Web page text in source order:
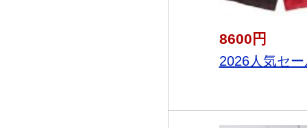
8600円
2026人気セ